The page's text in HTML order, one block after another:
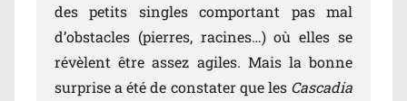
des petits singles comportant pas mal
d’obstacles (pierres, racines…) où elles se
révèlent être assez agiles. Mais la bonne
surprise a été de constater que les Cascadia